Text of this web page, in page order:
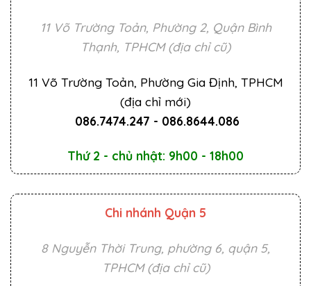
11 Võ Trường Toản, Phường 2, Quận Bình
Thạnh, TPHCM (địa chỉ cũ)
11 Võ Trường Toản, Phường Gia Định, TPHCM
(địa chỉ mới)
086.7474.247 - 086.8644.086
Thứ 2 - chủ nhật: 9h00 - 18h00
Chi nhánh Quận 5
8 Nguyễn Thời Trung, phường 6, quận 5,
TPHCM (địa chỉ cũ)